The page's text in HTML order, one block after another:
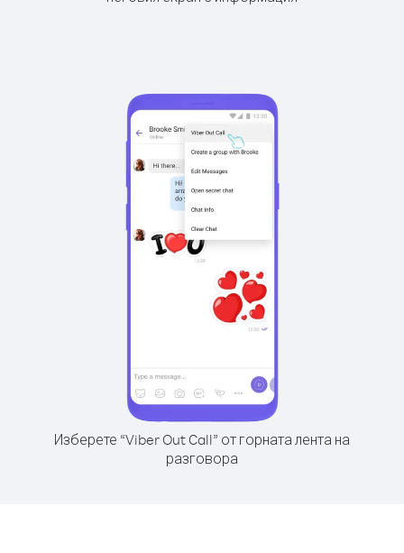
Изберете “Viber Out Call” от горната лента на
разговора